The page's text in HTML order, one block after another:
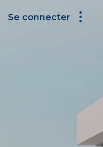
Se connecter